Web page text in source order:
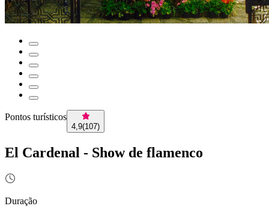
Pontos turísticos
4,9(107)
El Cardenal - Show de flamenco
Duração